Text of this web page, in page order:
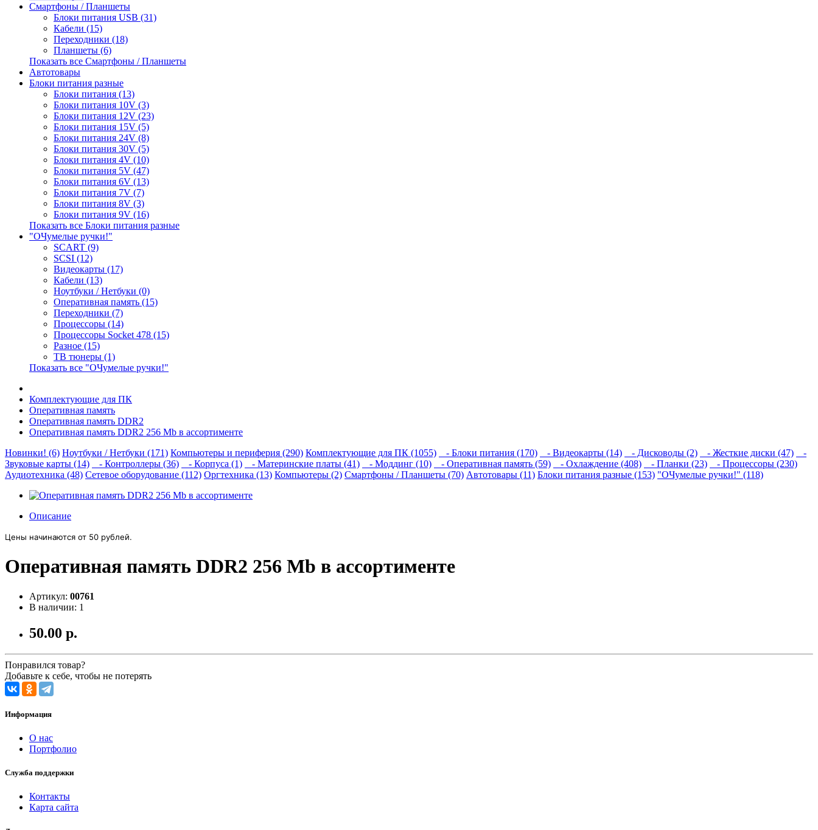
Смартфоны / Планшеты
Блоки питания USB (31)
Кабели (15)
Переходники (18)
Планшеты (6)
Показать все Смартфоны / Планшеты
Автотовары
Блоки питания разные
Блоки питания (13)
Блоки питания 10V (3)
Блоки питания 12V (23)
Блоки питания 15V (5)
Блоки питания 24V (8)
Блоки питания 30V (5)
Блоки питания 4V (10)
Блоки питания 5V (47)
Блоки питания 6V (13)
Блоки питания 7V (7)
Блоки питания 8V (3)
Блоки питания 9V (16)
Показать все Блоки питания разные
"ОЧумелые ручки!"
SCART (9)
SCSI (12)
Видеокарты (17)
Кабели (13)
Ноутбуки / Нетбуки (0)
Оперативная память (15)
Переходники (7)
Процессоры (14)
Процессоры Socket 478 (15)
Разное (15)
ТВ тюнеры (1)
Показать все "ОЧумелые ручки!"
Комплектующие для ПК
Оперативная память
Оперативная память DDR2
Оперативная память DDR2 256 Mb в ассортименте
Новинки! (6) Ноутбуки / Нетбуки (171) Компьютеры и периферия (290) Комплектующие для ПК (1055) - Блоки питания (170) - Видеокарты (14) - Дисководы (2) - Жесткие диски (47)
-
Звуковые карты (14)
- Контроллеры (36) - Корпуса (1) - Материнские платы (41) - Моддинг (10) - Оперативная память (59) - Охлаждение (408) - Планки (23)
- Процессоры (230)
Аудиотехника (48) Сетевое оборудование (112) Оргтехника (13) Компьютеры (2) Смартфоны / Планшеты (70) Автотовары (11) Блоки питания разные (153) "ОЧумелые ручки!" (118)
Описание
Цены начинаются от 50 рублей.
Оперативная память DDR2 256 Mb в ассортименте
Артикул: 00761
В наличии: 1
50.00 р.
Понравился товар?
Добавьте к себе, чтобы не потерять
Информация
О нас
Портфолио
Служба поддержки
Контакты
Карта сайта